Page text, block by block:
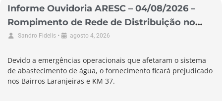
Informe Ouvidoria ARESC – 04/08/2026 –
Rompimento de Rede de Distribuição no
Município de Pescaria Brava
Sandro Fidelis • agosto 4, 2026
Devido a emergências operacionais que afetaram o sistema
de abastecimento de água, o fornecimento ficará prejudicado
nos Bairros Laranjeiras e KM 37.